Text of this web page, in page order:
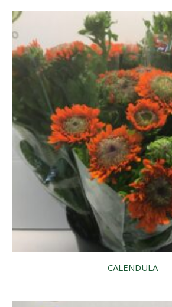
CALENDULA